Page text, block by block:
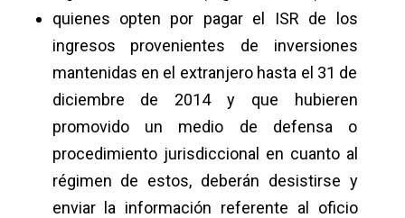
quienes opten por pagar el ISR de los
ingresos provenientes de inversiones
mantenidas en el extranjero hasta el 31 de
diciembre de 2014 y que hubieren
promovido un medio de defensa o
procedimiento jurisdiccional en cuanto al
régimen de estos, deberán desistirse y
enviar la información referente al oficio